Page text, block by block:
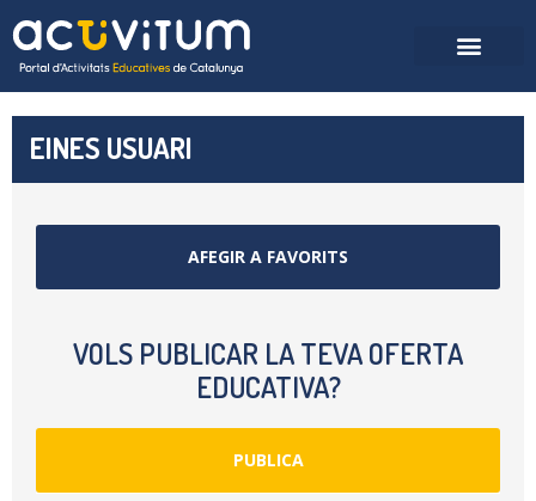
EINES USUARI
AFEGIR A FAVORITS
VOLS PUBLICAR LA TEVA OFERTA
EDUCATIVA?
PUBLICA